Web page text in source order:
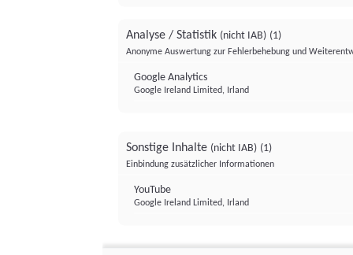
Analyse / Statistik (nicht IAB) (1)
Anonyme Auswertung zur Fehlerbehebung und
Google Analytics
Google Ireland Limited, Irland
Sonstige Inhalte (nicht IAB) (1)
Einbindung zusätzlicher Informationen
YouTube
Google Ireland Limited, Irland